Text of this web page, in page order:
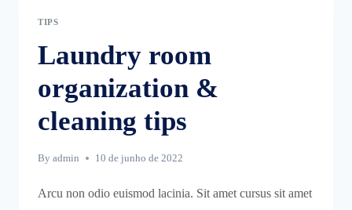
SPRING
CLEAN
TIPS
Laundry room
organization &
cleaning tips
By admin 10 de junho de 2022
Arcu non odio euismod lacinia. Sit amet cursus sit amet